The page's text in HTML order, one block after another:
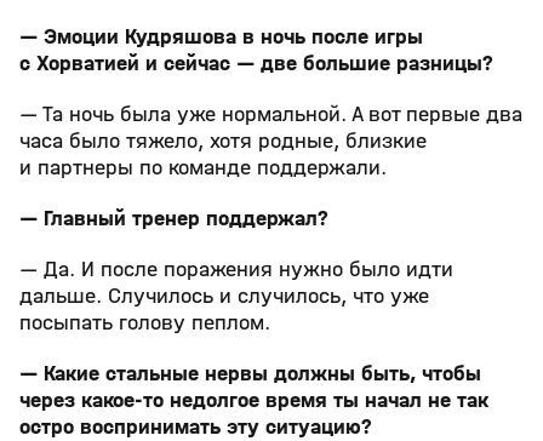
— Эмоции Кудряшова в ночь после игры
с Хорватией и сейчас — две большие разницы?
— Та ночь была уже нормальной. А вот первые два
часа было тяжело, хотя родные, близкие
и партнеры по команде поддержали.
— Главный тренер поддержал?
— Да. И после поражения нужно было идти
дальше. Случилось и случилось, что уже
посыпать голову пеплом.
— Какие стальные нервы должны быть, чтобы
через какое-то недолгое время ты начал не так
остро воспринимать эту ситуацию?